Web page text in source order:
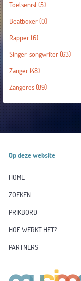
Toetsenist(5)
Beatboxer(0)
Rapper(6)
Singer-songwriter(63)
Zanger(48)
Zangeres(89)
Op deze website
HOME
ZOEKEN
PRIKBORD
HOE WERKT HET?
PARTNERS